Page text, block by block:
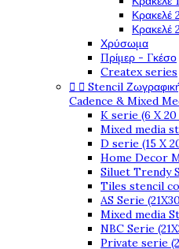
Κρακελέ
Κρακελέ
Χρύσωμα
Πρίμερ - Γκέσο
Createx series
  Stencil
Cadence & Mixed
K serie (6 X 20
Mixed media
D serie (15 X
Home Decor
Siluet Trendy
Tiles stencil
AS Serie
Mixed media
NBC Serie
Private serie